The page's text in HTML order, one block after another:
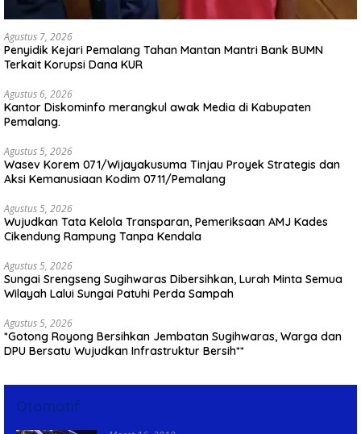
Agustus 7, 2026
Penyidik Kejari Pemalang Tahan Mantan Mantri Bank BUMN
Terkait Korupsi Dana KUR
Agustus 6, 2026
Kantor Diskominfo merangkul awak Media di Kabupaten
Pemalang.
Agustus 5, 2026
Wasev Korem 071/Wijayakusuma Tinjau Proyek Strategis dan
Aksi Kemanusiaan Kodim 0711/Pemalang
Agustus 5, 2026
Wujudkan Tata Kelola Transparan, Pemeriksaan AMJ Kades
Cikendung Rampung Tanpa Kendala
Agustus 5, 2026
Sungai Srengseng Sugihwaras Dibersihkan, Lurah Minta Semua
Wilayah Lalui Sungai Patuhi Perda Sampah
Agustus 5, 2026
*Gotong Royong Bersihkan Jembatan Sugihwaras, Warga dan
DPU Bersatu Wujudkan Infrastruktur Bersih**
Otomotif